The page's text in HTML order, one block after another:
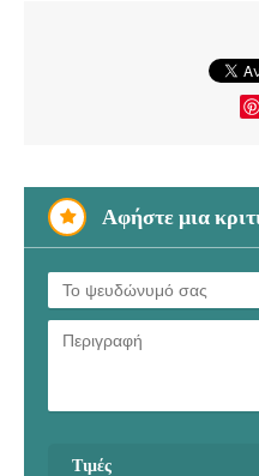
Αφήστε μια
Τιμές